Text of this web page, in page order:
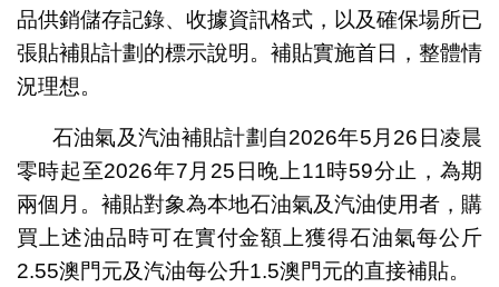
品供銷儲存記錄、收據資訊格式，以及確保場所已
張貼補貼計劃的標示說明。補貼實施首日，整體情
況理想。
石油氣及汽油補貼計劃自2026年5月26日凌晨
零時起至2026年7月25日晚上11時59分止，為期
兩個月。補貼對象為本地石油氣及汽油使用者，購
買上述油品時可在實付金額上獲得石油氣每公斤
2.55澳門元及汽油每公升1.5澳門元的直接補貼。